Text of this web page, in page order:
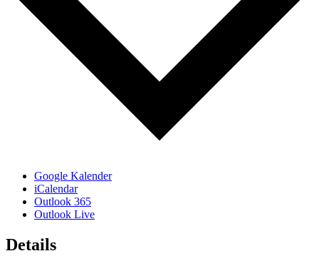
Google Kalender
iCalendar
Outlook 365
Outlook Live
Details